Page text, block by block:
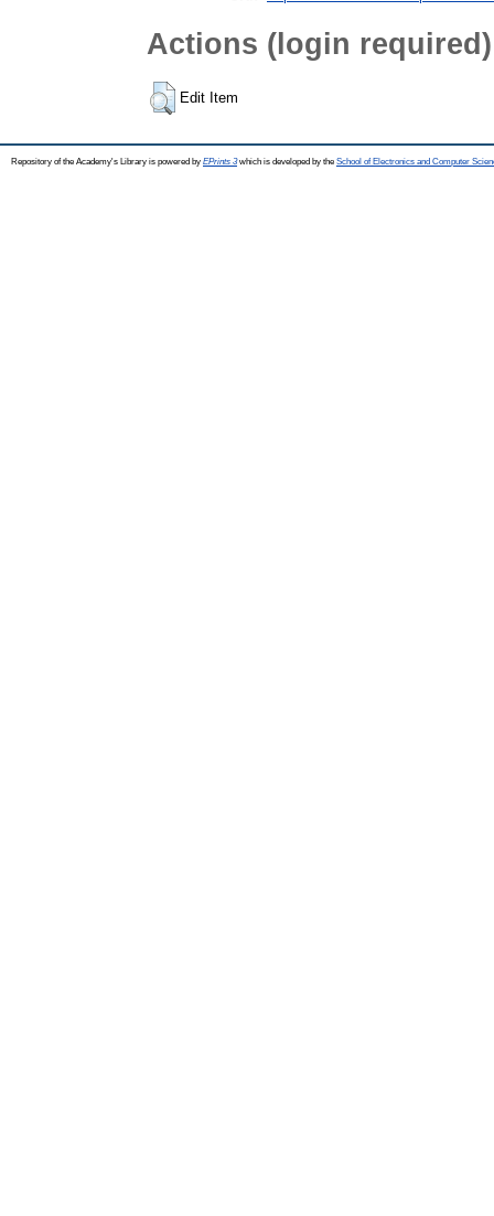
Actions (login required)
Edit Item
Repository of the Academy's Library is powered by EPrints 3which is developed by the School of Electronics and Computer